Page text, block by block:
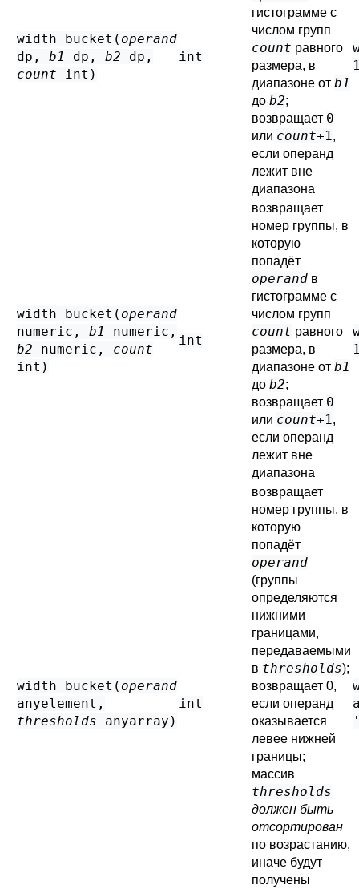
width_bucket( operand
dp , b1 dp , b2 dp ,
count
int )
int
гистограмме с
числом групп
count равного
размера, в
диапазоне от b1
до b2;
возвращает 0
или count+1,
если операнд
лежит вне
диапазона
width_bucket( operand
numeric , b1 numeric ,
b2
numeric , count
int )
int
возвращает
номер группы, в
которую
попадёт
operand в
гистограмме с
числом групп
count равного
размера, в
диапазоне от b1
до b2;
возвращает 0
или count+1,
если операнд
лежит вне
диапазона
width_bucket( operand
anyelement ,
thresholds
anyarray )
int
возвращает
номер группы, в
которую
попадёт
operand
(группы
определяются
нижними
границами,
передаваемыми
в thresholds);
возвращает 0,
если операнд
оказывается
левее нижней
границы;
массив
thresholds
должен быть
отсортирован
по возрастанию,
иначе будут
получены